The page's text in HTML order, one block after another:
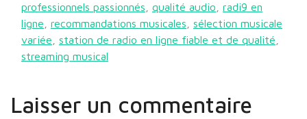
professionnels passionnés
qualité audio
radi9 en
ligne
recommandations musicales
sélection musicale
variée
station de radio en ligne fiable et de qualité
streaming musical
Laisser un commentaire